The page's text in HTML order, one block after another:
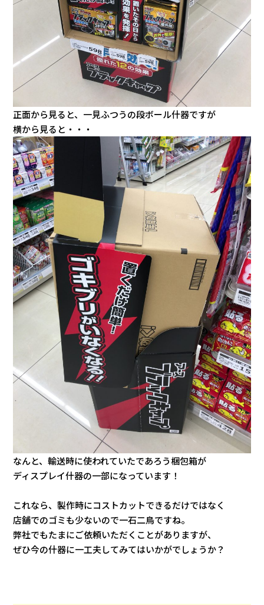
正面から見ると、一見ふつうの段ボール什器ですが
横から見ると・・・
なんと、輸送時に使われていたであろう梱包箱が
ディスプレイ什器の一部になっています！
これなら、製作時にコストカットできるだけではなく
店舗でのゴミも少ないので一石二鳥ですね。
弊社でもたまにご依頼いただくことがありますが、
ぜひ今の什器に一工夫してみてはいかがでしょうか？